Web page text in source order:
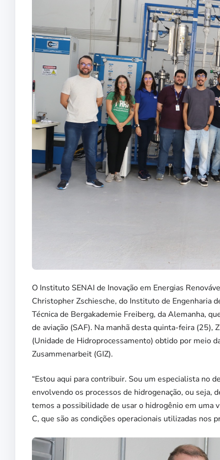
O Instituto SENAI de Inovação em Energias
Christopher Zschiesche, do Instituto de Engenharia
Técnica de Bergakademie Freiberg, da Alemanha,
de aviação (SAF). Na manhã desta quinta-feira
(Unidade de Hidroprocessamento) obtido por meio
Zusammenarbeit (GIZ).
“Estou aqui para contribuir. Sou um especialista no
envolvendo os processos de hidrogenação, ou seja,
temos a possibilidade de usar o hidrogênio em uma
C, que são as condições operacionais utilizadas nos